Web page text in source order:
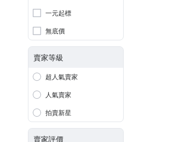
一元起標
無底價
賣家等級
超人氣賣家
人氣賣家
拍賣新星
賣家評價